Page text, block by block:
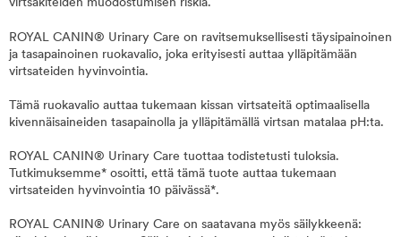
virtsakiteiden muodostumisen riskiä.
ROYAL CANIN® Urinary Care on ravitsemuksellisesti täysipainoinen
ja tasapainoinen ruokavalio, joka erityisesti auttaa ylläpitämään
virtsateiden hyvinvointia.
Tämä ruokavalio auttaa tukemaan kissan virtsateitä optimaalisella
kivennäisaineiden tasapainolla ja ylläpitämällä virtsan matalaa pH:ta.
ROYAL CANIN® Urinary Care tuottaa todistetusti tuloksia.
Tutkimuksemme* osoitti, että tämä tuote auttaa tukemaan
virtsateiden hyvinvointia 10 päivässä*.
ROYAL CANIN® Urinary Care on saatavana myös säilykkeenä: